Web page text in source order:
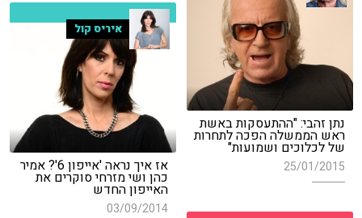
נתן זהבי: "ההתעסקות באשת
ראש הממשלה הפכה לתחרות
של לכלוכים ושמועות"
25/01/2015
איריס קול
אז איך נראה 'אייפון 6'? אמיר
כהן ושי מזרחי סוקרים את
האייפון החדש
03/09/2014